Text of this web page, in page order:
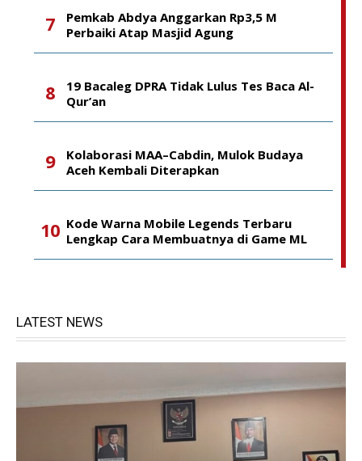
Pemkab Abdya Anggarkan Rp3,5 M
Perbaiki Atap Masjid Agung
19 Bacaleg DPRA Tidak Lulus Tes Baca Al-
Qur’an
Kolaborasi MAA–Cabdin, Mulok Budaya
Aceh Kembali Diterapkan
Kode Warna Mobile Legends Terbaru
Lengkap Cara Membuatnya di Game ML
LATEST NEWS